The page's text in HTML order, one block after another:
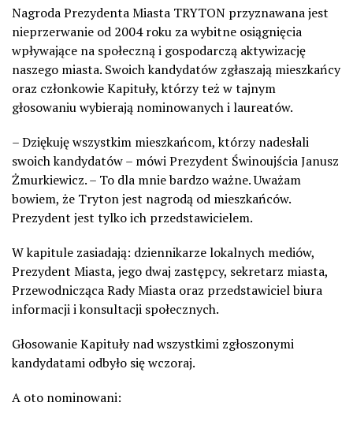
Nagroda Prezydenta Miasta TRYTON przyznawana jest
nieprzerwanie od 2004 roku za wybitne osiągnięcia
wpływające na społeczną i gospodarczą aktywizację
naszego miasta. Swoich kandydatów zgłaszają mieszkańcy
oraz członkowie Kapituły, którzy też w tajnym
głosowaniu wybierają nominowanych i laureatów.
– Dziękuję wszystkim mieszkańcom, którzy nadesłali
swoich kandydatów – mówi Prezydent Świnoujścia Janusz
Żmurkiewicz. – To dla mnie bardzo ważne. Uważam
bowiem, że Tryton jest nagrodą od mieszkańców.
Prezydent jest tylko ich przedstawicielem.
W kapitule zasiadają: dziennikarze lokalnych mediów,
Prezydent Miasta, jego dwaj zastępcy, sekretarz miasta,
Przewodnicząca Rady Miasta oraz przedstawiciel biura
informacji i konsultacji społecznych.
Głosowanie Kapituły nad wszystkimi zgłoszonymi
kandydatami odbyło się wczoraj.
A oto nominowani: